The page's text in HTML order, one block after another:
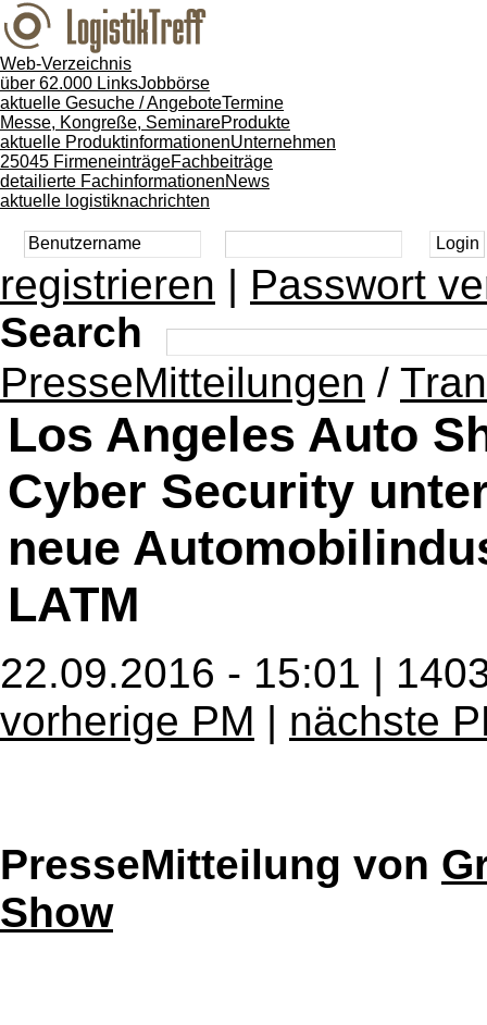
Web-Verzeichnis
über 62.000 LinksJobbörse
aktuelle Gesuche / AngeboteTermine
Messe, Kongreße, SeminareProdukte
aktuelle ProduktinformationenUnternehmen
25045 FirmeneinträgeFachbeiträge
detailierte FachinformationenNews
aktuelle logistiknachrichten
registrieren | Passwort
Search
PresseMitteilungen /
Los Angeles Auto
Cyber Security
neue
LATM
22.09.2016 - 15:01 |
vorherige PM | nächste
PresseMitteilung von
Show